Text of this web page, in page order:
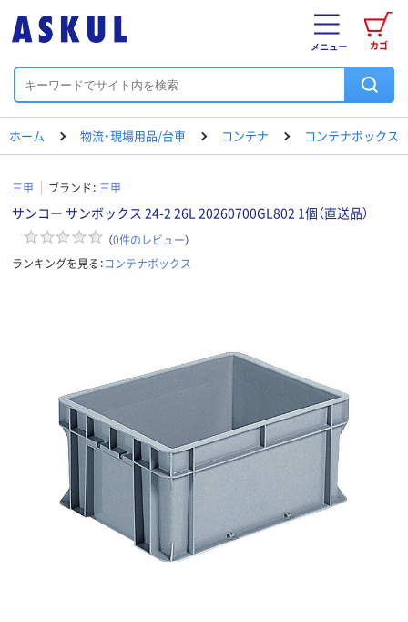
カゴ
メニュー
ホーム 物流・現場用品/台車 コンテナ コンテナボックス
三甲 ブランド： 三甲
サンコー サンボックス 24-2 26L 20260700GL802 1個（直送品）
（0件のレビュー）
ランキングを見る：コンテナボックス